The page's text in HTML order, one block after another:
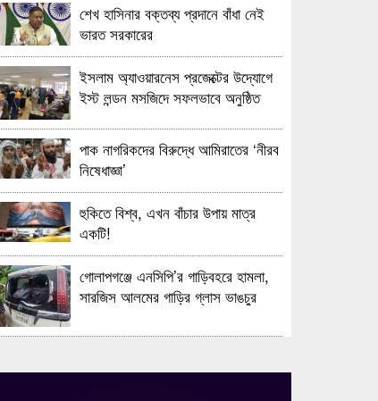
শেখ হাসিনার বক্তব্য প্রদানে বাঁধা নেই
ভারত সরকারের
ইসলাম অ্যাওয়ারনেস প্রজেক্টের উদ্যোগে
ইস্ট লন্ডন মসজিদে সফলভাবে অনুষ্ঠিত
পাক নাগরিকদের বিরুদ্ধে আমিরাতের ‘নীরব
নিষেধাজ্ঞা’
হুকিতে বিশ্ব, এখন বাঁচার উপায় মাত্র
একটি!
গোলাপগঞ্জে এনসিপি’র গাড়িবহরে হামলা,
সারজিস আলমের গাড়ির গ্লাস ভাঙচুর